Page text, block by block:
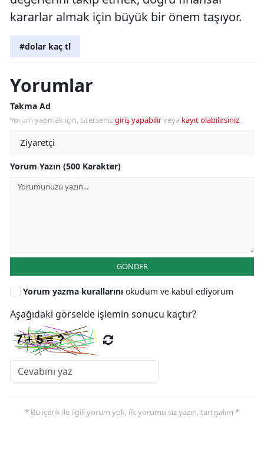
kararlar almak için büyük bir önem taşıyor.
#dolar kaç tl
Yorumlar
Takma Ad
Yorum yapmak için, istersenizgiriş yapabilirveya kayıt olabilirsiniz.
Yorum Yazın (500 Karakter)
GÖNDER
Yorum yazma kurallarını okudum ve kabul ediyorum
Aşağıdaki görselde işlemin sonucu kaçtır?
* Bu içerik ile ilgili yorum yok, ilk yorumu siz yazın, tartışalım *